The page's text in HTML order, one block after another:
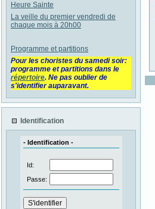
Heure Sainte
La veille du premier vendredi de
chaque mois à 20h00
Programme et partitions
Pour les choristes du samedi soir:
programme et partitions dans le
répertoire. Ne pas oublier de
s'identifier auparavant.
Identification
- Identification -
Id:
Passe: